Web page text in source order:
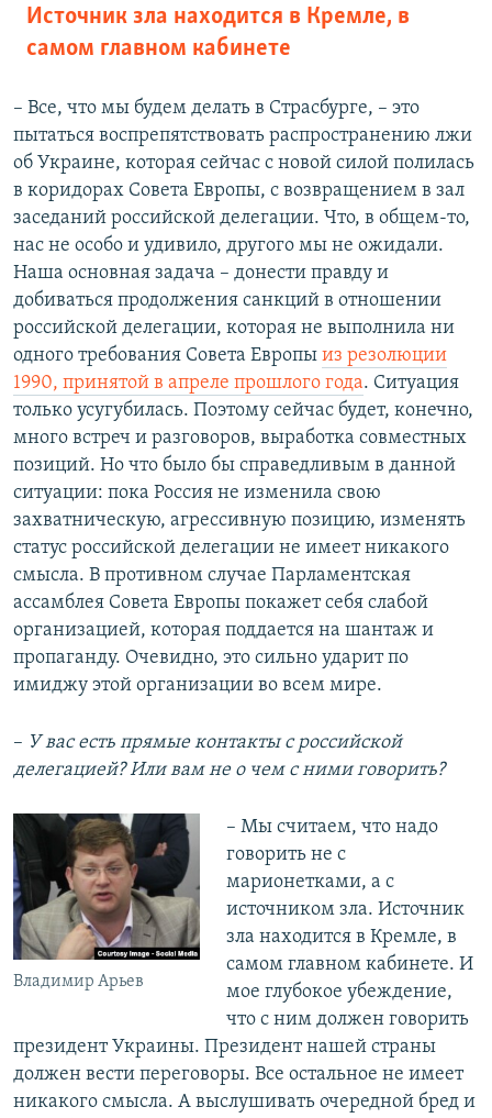
Источник зла находится в Кремле, в
самом главном кабинете
– Все, что мы будем делать в Страсбурге, – это
пытаться воспрепятствовать распространению лжи
об Украине, которая сейчас с новой силой полилась
в коридорах Совета Европы, с возвращением в зал
заседаний российской делегации. Что, в общем-то,
нас не особо и удивило, другого мы не ожидали.
Наша основная задача – донести правду и
добиваться продолжения санкций в отношении
российской делегации, которая не выполнила ни
одного требования Совета Европы из резолюции
1990, принятой в апреле прошлого года. Ситуация
только усугубилась. Поэтому сейчас будет, конечно,
много встреч и разговоров, выработка совместных
позиций. Но что было бы справедливым в данной
ситуации: пока Россия не изменила свою
захватническую, агрессивную позицию, изменять
статус российской делегации не имеет никакого
смысла. В противном случае Парламентская
ассамблея Совета Европы покажет себя слабой
организацией, которая поддается на шантаж и
пропаганду. Очевидно, это сильно ударит по
имиджу этой организации во всем мире.
–​ У вас есть прямые контакты с российской
делегацией? Или вам не о чем с ними говорить?
Владимир Арьев
– Мы считаем, что надо
говорить не с
марионетками, а с
источником зла. Источник
зла находится в Кремле, в
самом главном кабинете. И
мое глубокое убеждение,
что с ним должен говорить
президент Украины. Президент нашей страны
должен вести переговоры. Все остальное не имеет
никакого смысла. А выслушивать очередной бред и